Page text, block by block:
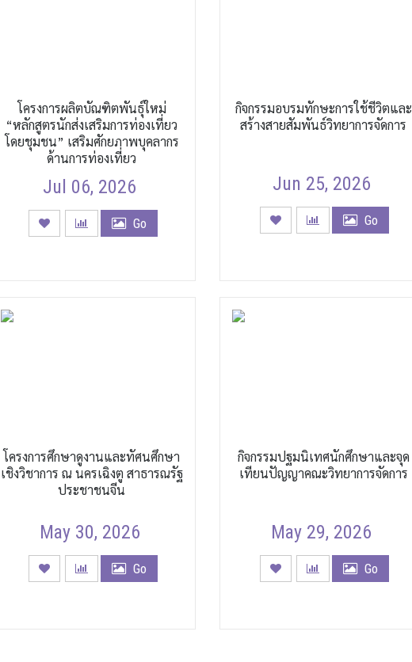
โครงการผลิตบัณฑิตพันธุ์ใหม่
“หลักสูตรนักส่งเสริมการท่องเที่ยว
โดยชุมชน” เสริมศักยภาพบุคลากร
ด้านการท่องเที่ยว
Jul 06, 2026
Go
กิจกรรมอบรมทักษะการใช้ชีวิตและ
สร้างสายสัมพันธ์วิทยาการจัดการ
Jun 25, 2026
Go
โครงการศึกษาดูงานและทัศนศึกษา
เชิงวิชาการ ณ นครเฉิงตู สาธารณรัฐ
ประชาชนจีน
May 30, 2026
Go
กิจกรรมปฐมนิเทศนักศึกษาและจุด
เทียนปัญญาคณะวิทยาการจัดการ
May 29, 2026
Go